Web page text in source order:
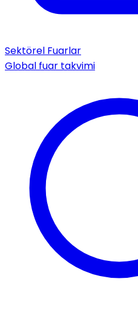
Sektörel Fuarlar
Global fuar takvimi